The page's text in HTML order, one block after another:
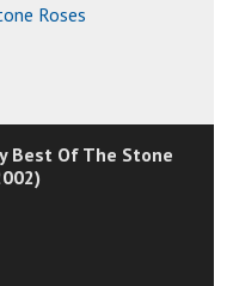
Roses
Best Of The Stone